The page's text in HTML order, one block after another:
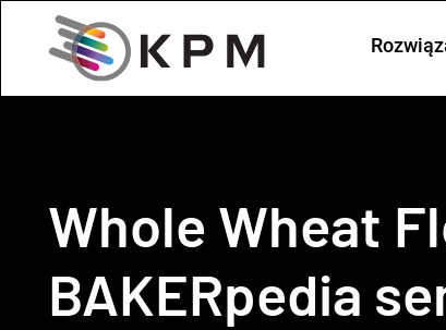
Whole Wheat
BAKERpedia